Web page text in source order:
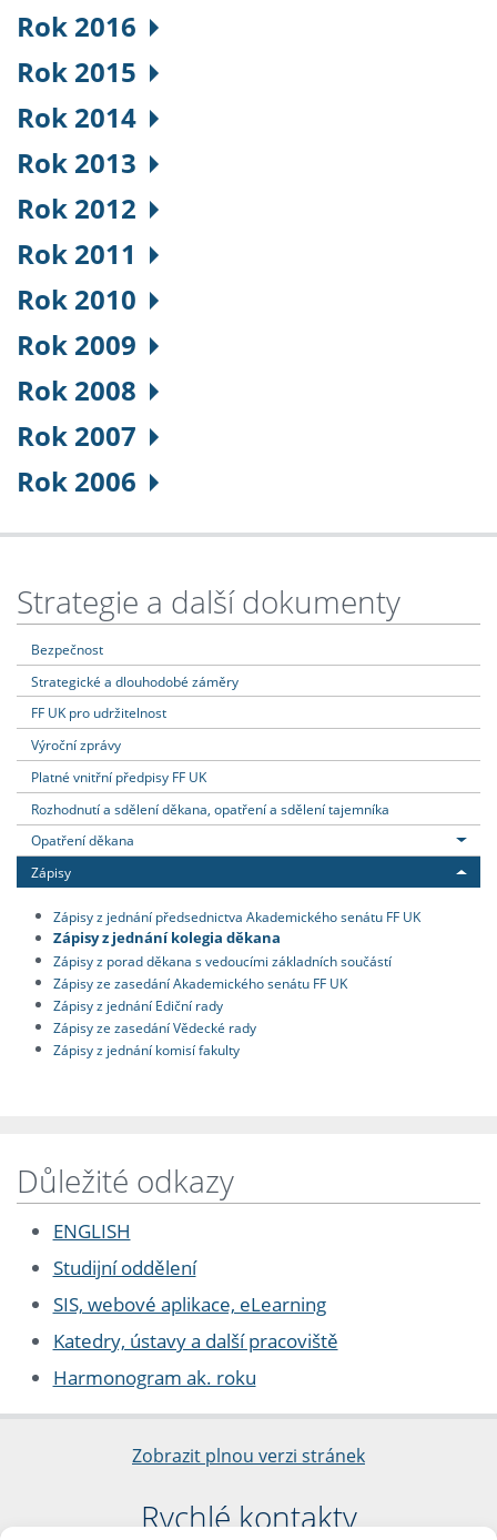
Rok 2016
Rok 2015
Rok 2014
Rok 2013
Rok 2012
Rok 2011
Rok 2010
Rok 2009
Rok 2008
Rok 2007
Rok 2006
Strategie a další dokumenty
Bezpečnost
Strategické a dlouhodobé záměry
FF UK pro udržitelnost
Výroční zprávy
Platné vnitřní předpisy FF UK
Rozhodnutí a sdělení děkana, opatření a sdělení tajemníka
Opatření děkana
Zápisy
Zápisy z jednání předsednictva Akademického senátu FF UK
Zápisy z jednání kolegia děkana
Zápisy z porad děkana s vedoucími základních součástí
Zápisy ze zasedání Akademického senátu FF UK
Zápisy z jednání Ediční rady
Zápisy ze zasedání Vědecké rady
Zápisy z jednání komisí fakulty
Důležité odkazy
ENGLISH
Studijní oddělení
SIS, webové aplikace, eLearning
Katedry, ústavy a další pracoviště
Harmonogram ak. roku
Zobrazit plnou verzi stránek
Rychlé kontakty